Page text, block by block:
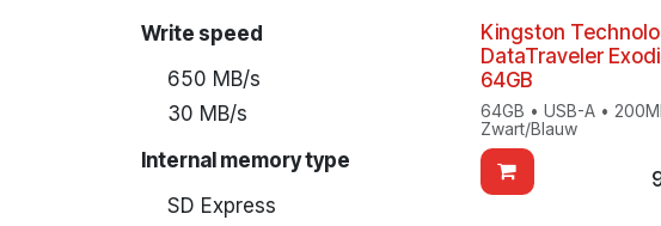
Write speed
650 MB/s
30 MB/s
Internal memory type
SD Express
Kingston
DataTraveler
64GB
64GB • USB-A •
Zwart/Blauw